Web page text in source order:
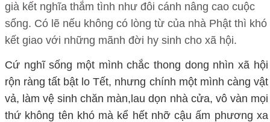
già kết nghĩa thắm tình như đôi cánh nâng cao cuộc
sống. Có lẽ nếu không có lòng từ của nhà Phật thì khó
kết giao với những mãnh đời hy sinh cho xã hội.
Cứ nghĩ sống một mình chắc thong dong nhìn xã hội
rộn ràng tất bật lo Tết, nhưng chính một mình càng vật
vả, làm vệ sinh chăn màn,lau dọn nhà cửa, vô vàn mọi
thứ không tên khó mà kể hết nhỡ cậu ấm phương xa